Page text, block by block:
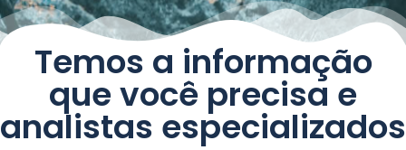
Temos a informação
que você precisa e
analistas especializados